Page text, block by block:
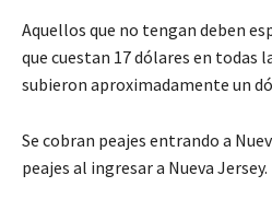
Aquellos que no tengan deben
que cuestan 17 dólares en todas
subieron aproximadamente un
Se cobran peajes entrando a
peajes al ingresar a Nueva Jersey.